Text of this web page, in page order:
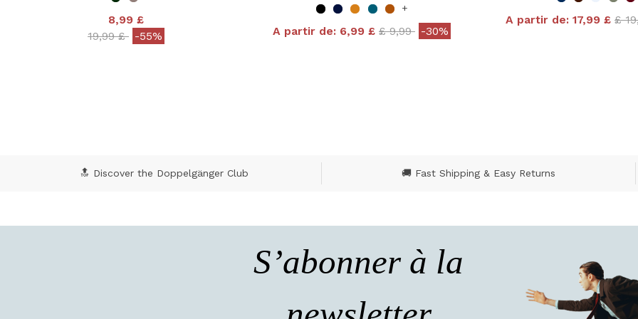
8,99 £
Price reduced from
19,99 £to-55%
+
A partir de: 6,99 £ Price reduced from
£ 9,99to-30%
A partir de: 17,99 £ £
🔝 Discover the Doppelgänger Club 🚚 Fast Shipping & Easy Returns
S’abonner à la